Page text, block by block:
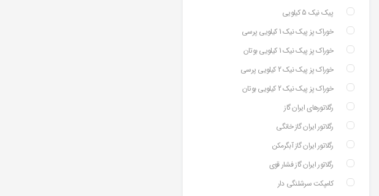
پیک نیک 5 کیلویی
خوراک پز پیک نیک 1 کیلویی پرسی
خوراک پز پیک نیک 1 کیلویی بوتان
خوراک پز پیک نیک 2 کیلویی پرسی
خوراک پز پیک نیک 2 کیلویی بوتان
رگلاتورهای ایران گاز
رگلاتور ایران گاز خانگی
رگلاتور ایران گاز آبگرمکن
رگلاتور ایران گاز فشار قوی
کامپکت سرشلنگی دار